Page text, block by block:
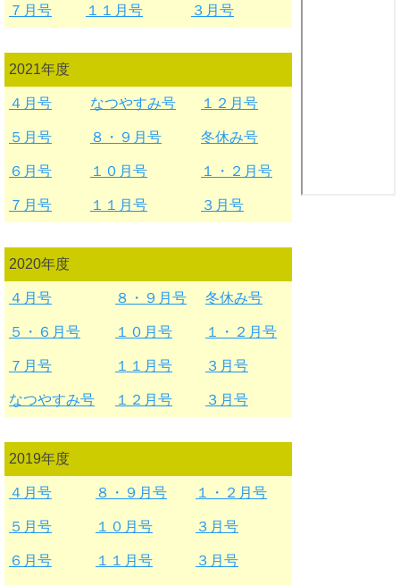
７月号 １１月号 ３月号
2021年度
４月号 なつやすみ号 １２月号
５月号 ８・９月号 冬休み号
６月号 １０月号 １・２月号
７月号 １１月号 ３月号
2020年度
４月号 ８・９月号 冬休み号
５・６月号 １０月号 １・２月号
７月号 １１月号 ３月号
なつやすみ号 １２月号 ３月号
2019年度
４月号 ８・９月号 １・２月号
５月号 １０月号 ３月号
６月号 １１月号 ３月号